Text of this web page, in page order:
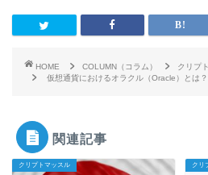
HOME COLUMN（コラム）
クリプ
仮想通貨におけるオラクル（Oracle）とは？
関連記事
クリプトマッスル クリ